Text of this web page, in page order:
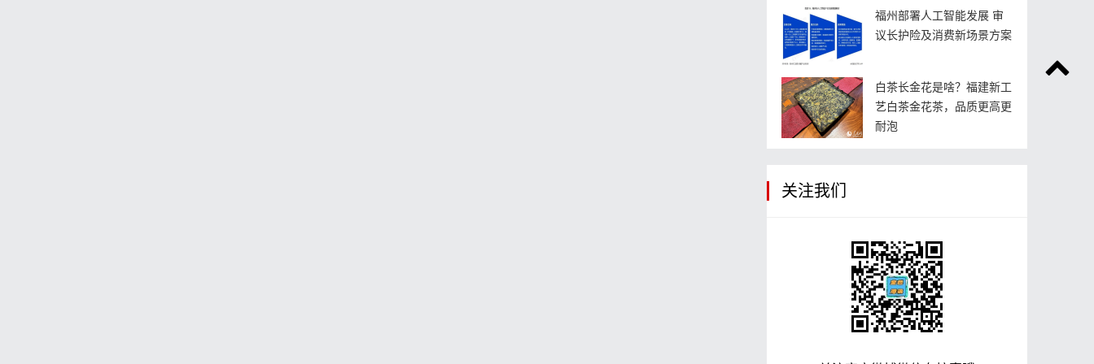
福州部署人工智能发展 审
议长护险及消费新场景方案
白茶长金花是啥？福建新工
艺白茶金花茶，品质更高更
耐泡
关注我们